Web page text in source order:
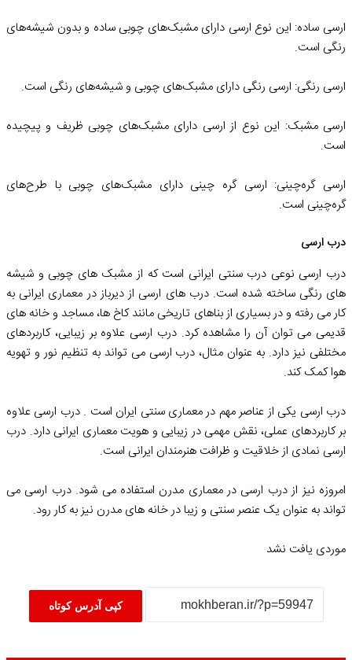
ارسی ساده: این نوع ارسی دارای مشبک‌های چوبی ساده و بدون شیشه‌های
رنگی است.
ارسی رنگی: ارسی رنگی دارای مشبک‌های چوبی و شیشه‌های رنگی است.
ارسی مشبک: این نوع از ارسی دارای مشبک‌های چوبی ظریف و پیچیده
است.
ارسی گره‌چینی: ارسی گره چینی دارای مشبک‌های چوبی با طرح‌های
گره‌چینی است.
درب ارسی
درب ارسی نوعی درب سنتی ایرانی است که از مشبک های چوبی و شیشه
های رنگی ساخته شده است. درب های ارسی از دیرباز در معماری ایرانی به
کار می رفته و در بسیاری از بناهای تاریخی مانند کاخ ها، مساجد و خانه های
قدیمی می توان آن را مشاهده کرد. درب ارسی علاوه بر زیبایی، کاربردهای
مختلفی نیز دارد. به عنوان مثال، درب ارسی می تواند به تنظیم نور و تهویه
هوا کمک کند.
درب ارسی یکی از عناصر مهم در معماری سنتی ایران است . درب ارسی علاوه
بر کاربردهای عملی، نقش مهمی در زیبایی و هویت معماری ایرانی دارد. درب
ارسی نمادی از خلاقیت و ظرافت هنرمندان ایرانی است.
امروزه نیز از درب ارسی در معماری مدرن استفاده می شود. درب ارسی می
تواند به عنوان یک عنصر سنتی و زیبا در خانه های مدرن نیز به کار رود.
موردی یافت نشد
کپی آدرس کوتاه